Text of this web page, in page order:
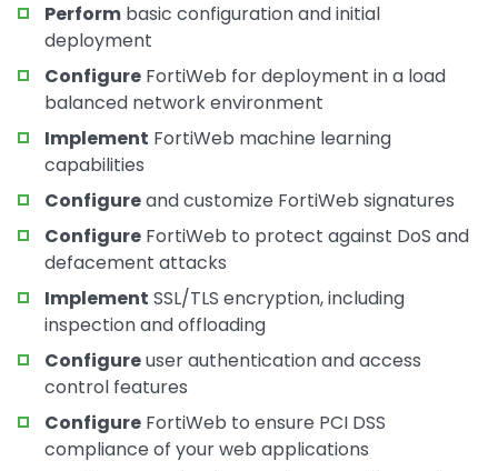
Perform basic configuration and initial
deployment
Configure FortiWeb for deployment in a load
balanced network environment
Implement FortiWeb machine learning
capabilities
Configureand customize FortiWeb signatures
Configure FortiWeb to protect against DoS and
defacement attacks
Implement SSL/TLS encryption, including
inspection and offloading
Configureuser authentication and access
control features
Configure FortiWeb to ensure PCI DSS
compliance of your web applications